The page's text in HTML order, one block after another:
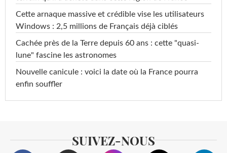
Cette arnaque massive et crédible vise les utilisateurs
Windows : 2,5 millions de Français déjà ciblés
Cachée près de la Terre depuis 60 ans : cette "quasi-
lune" fascine les astronomes
Nouvelle canicule : voici la date où la France pourra
enfin souffler
SUIVEZ-NOUS